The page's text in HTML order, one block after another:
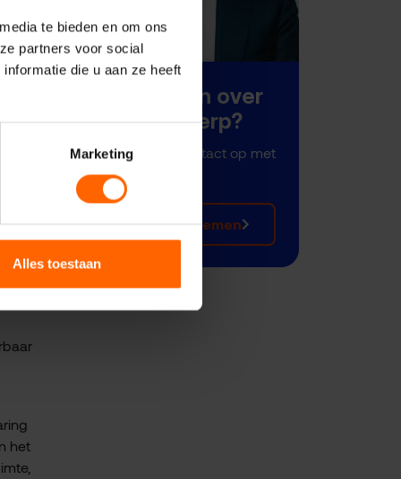
te bieden en om ons
partners voor social
die u aan ze heeft
Marketing
Alles toestaan
voor
zij
aan
het
Meer weten over
dit onderwerp?
Neem dan nu contact op met
Niek Kraut.
Contact opnemen